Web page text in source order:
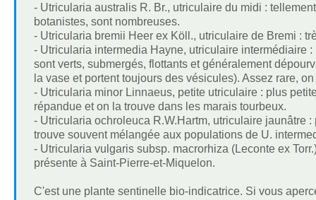
- Utricularia australis R. Br., utriculaire du midi :
botanistes, sont nombreuses.
- Utricularia bremii Heer ex Köll., utriculaire de Bremi :
- Utricularia intermedia Hayne, utriculaire intermédiaire
sont verts, submergés, flottants et généralement
la vase et portent toujours des vésicules). Assez rare,
- Utricularia minor Linnaeus, petite utriculaire : plus
répandue et on la trouve dans les marais tourbeux.
- Utricularia ochroleuca R.W.Hartm, utriculaire jaunâtre
trouve souvent mélangée aux populations de U.
- Utricularia vulgaris subsp. macrorhiza (Leconte ex
présente à Saint-Pierre-et-Miquelon.
C'est une plante sentinelle bio-indicatrice. Si vous